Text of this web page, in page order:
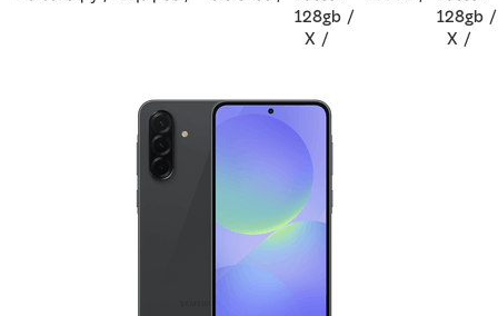
128gb
X
128gb
X